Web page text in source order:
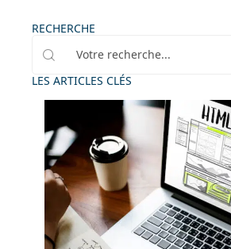
RECHERCHE
LES ARTICLES CLÉS